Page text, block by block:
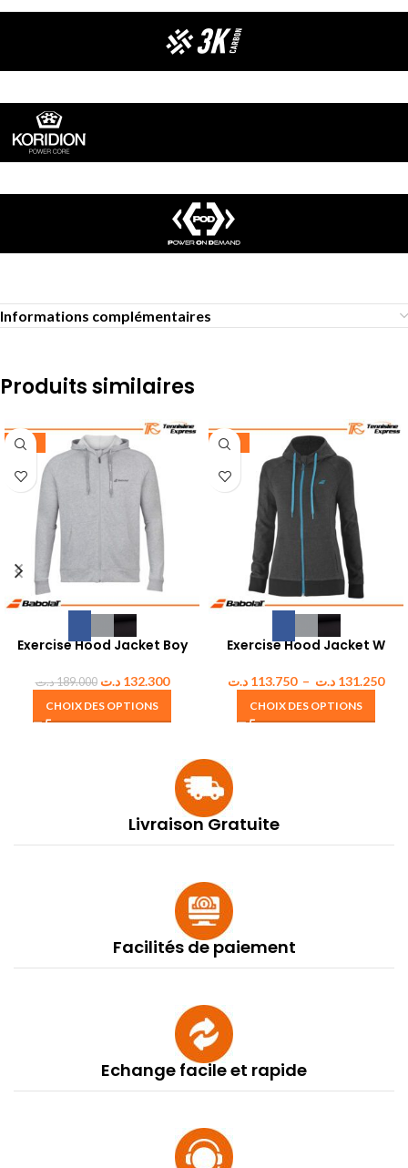
Informations complémentaires
Produits similaires
-30%
Exercise Hood Jacket Boy
189.000د.ت 132.300 د.ت
CHOIX DES OPTIONS
-35%
Exercise Hood Jacket W
113.750 د.ت – 131.250 د.ت
CHOIX DES OPTIONS
Livraison Gratuite
Facilités de paiement
Echange facile et rapide